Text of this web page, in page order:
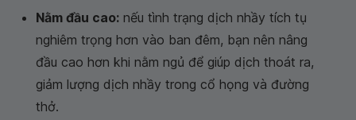
Nằm đầu cao: nếu tình trạng dịch nhầy tích tụ
nghiêm trọng hơn vào ban đêm, bạn nên nâng
đầu cao hơn khi nằm ngủ để giúp dịch thoát ra,
giảm lượng dịch nhầy trong cổ họng và đường
thở.